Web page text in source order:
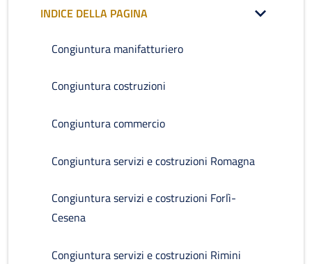
INDICE DELLA PAGINA
Congiuntura manifatturiero
Congiuntura costruzioni
Congiuntura commercio
Congiuntura servizi e costruzioni Romagna
Congiuntura servizi e costruzioni Forlì-
Cesena
Congiuntura servizi e costruzioni Rimini